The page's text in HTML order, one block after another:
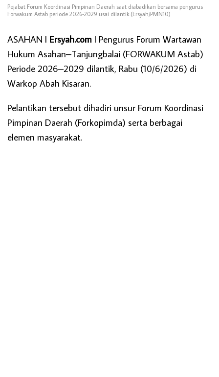
Pejabat Forum Koordinasi Pimpinan Daerah saat diabadikan bersama pengurus
Forwakum Astab periode 2026-2029 usai dilantik.(Ersyah/PMN10)
ASAHAN l Ersyah.com l Pengurus Forum Wartawan
Hukum Asahan–Tanjungbalai (FORWAKUM Astab)
Periode 2026–2029 dilantik, Rabu (10/6/2026) di
Warkop Abah Kisaran.
Pelantikan tersebut dihadiri unsur Forum Koordinasi
Pimpinan Daerah (Forkopimda) serta berbagai
elemen masyarakat.